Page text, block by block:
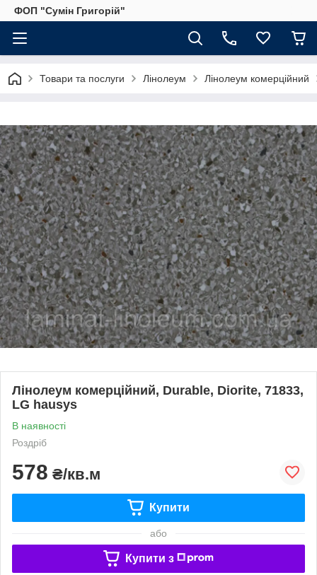
ФОП "Сумін Григорій"
Товари та послуги Лінолеум Лінолеум комерційний
Лінолеум комерційний, Durable, Diorite, 71833,
LG hausys
В наявності
Роздріб
578 ₴/кв.м
Купити
або
Купити з